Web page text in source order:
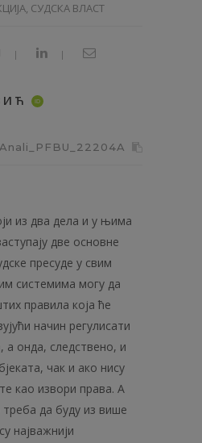
СУДСКА ВЛАСТ
| |
ID
из два дела и у њима
две основне
пресуде у свим
системима могу да
правила која ће
начин регулисати
онда, следствено, и
чак и ако нису
као извори права. А
треба да буду из више
најважнији